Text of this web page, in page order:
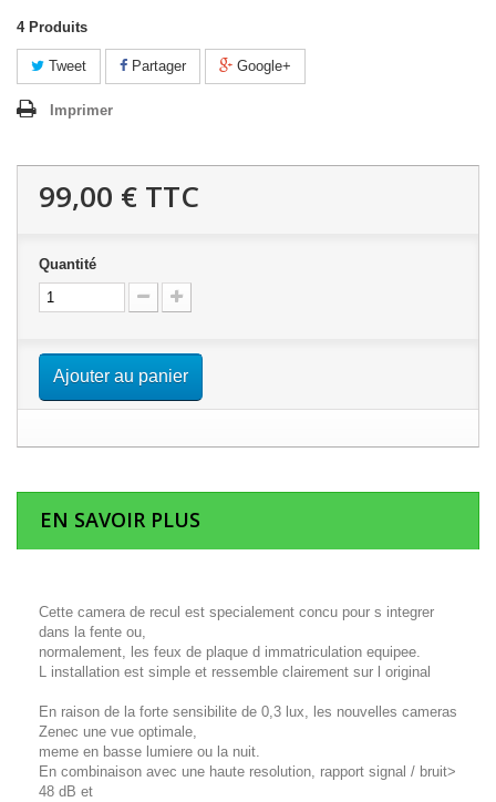
4 Produits
Tweet Partager Google+
Imprimer
99,00 € TTC
Quantité
Ajouter au panier
EN SAVOIR PLUS
Cette camera de recul est specialement concu pour s integrer
dans la fente ou,
normalement, les feux de plaque d immatriculation equipee.
L installation est simple et ressemble clairement sur l original
En raison de la forte sensibilite de 0,3 lux, les nouvelles cameras
Zenec une vue optimale,
meme en basse lumiere ou la nuit.
En combinaison avec une haute resolution, rapport signal / bruit>
48 dB et